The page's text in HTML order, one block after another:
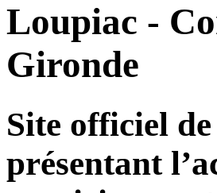
Loupiac -
Gironde
Site officiel
présentant